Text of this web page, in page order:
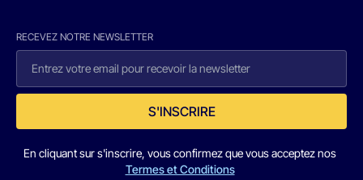
RECEVEZ NOTRE NEWSLETTER
S'INSCRIRE
En cliquant sur s'inscrire, vous confirmez que vous acceptez nos
Termes et Conditions